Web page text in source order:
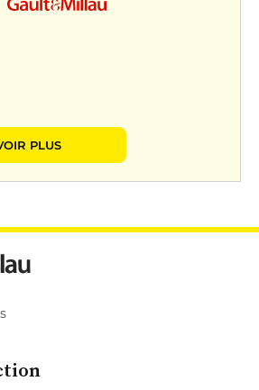
PLUS